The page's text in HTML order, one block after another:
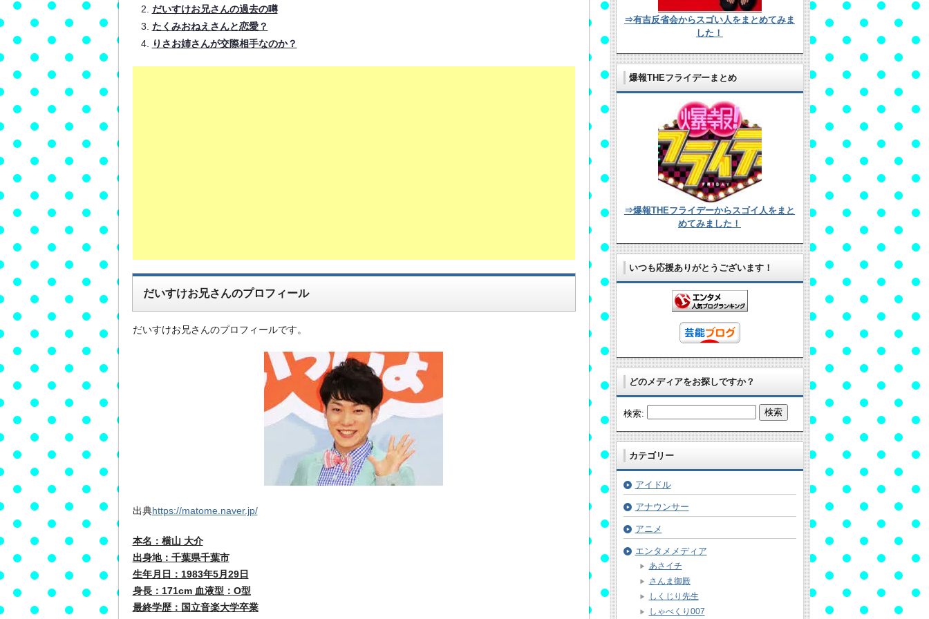
だいすけお兄さんの過去の噂
たくみおねえさんと恋愛？
りさお姉さんが交際相手なのか？
だいすけお兄さんのプロフィール
だいすけお兄さんのプロフィールです。
出典https://matome.naver.jp/
本名：横山 大介
出身地：千葉県千葉市
生年月日：1983年5月29日
身長：171cm 血液型：O型
最終学歴：国立音楽大学卒業
⇒有吉反省会からスゴい人をまとめてみま
した！
爆報THEフライデーまとめ
⇒爆報THEフライデーからスゴイ人をまと
めてみました！
いつも応援ありがとうございます！
どのメディアをお探しですか？
検索:
カテゴリー
アイドル
アナウンサー
アニメ
エンタメメディア
あさイチ
さんま御殿
しくじり先生
しゃべくり007